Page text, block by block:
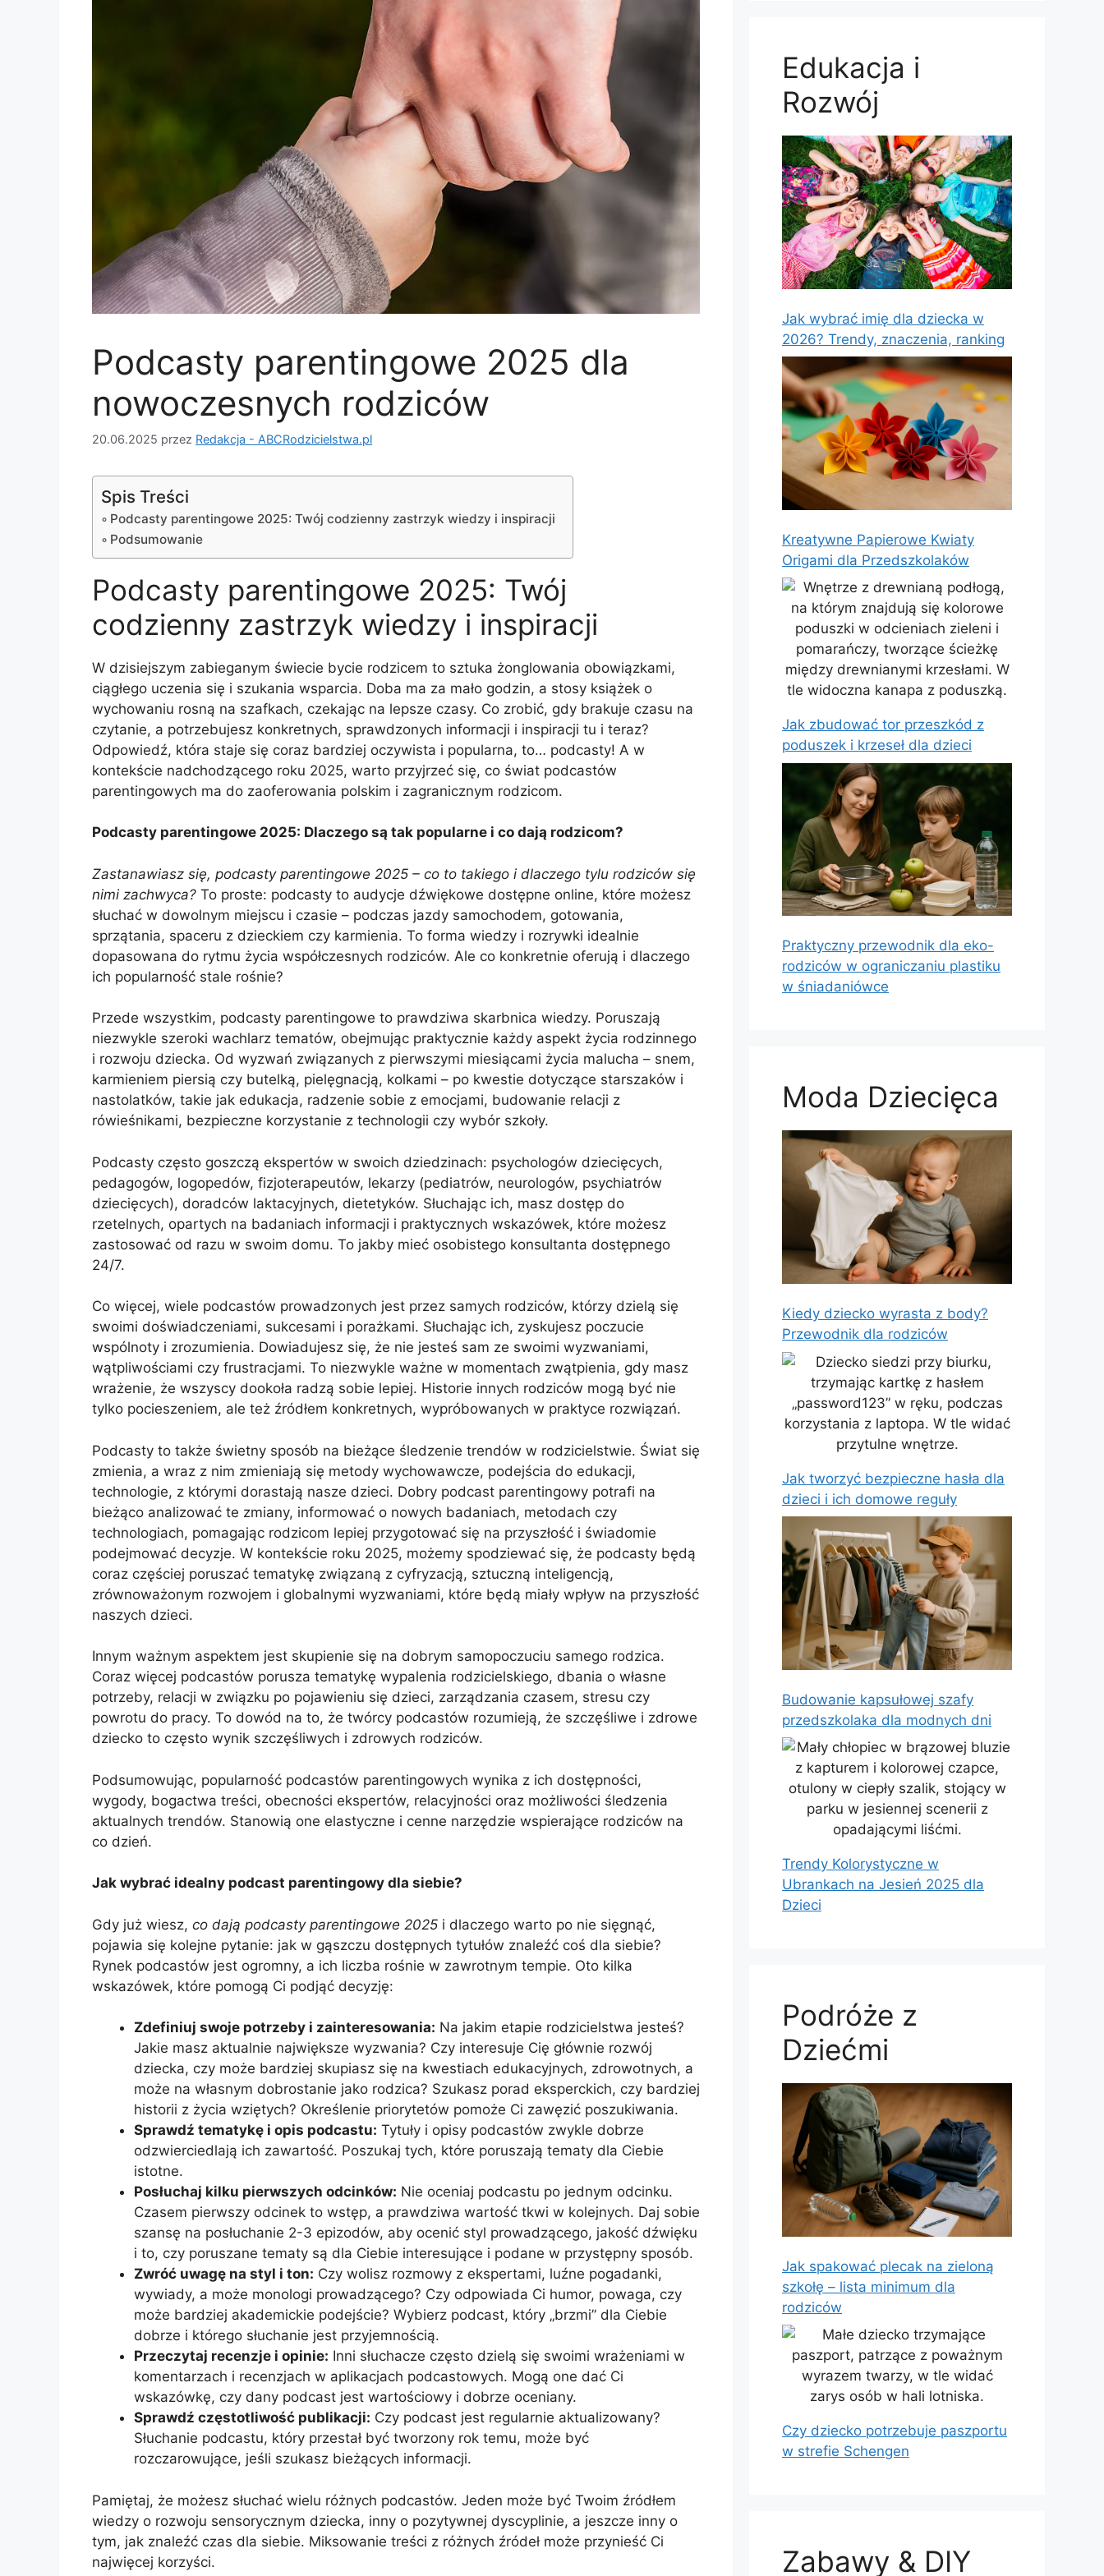
Podcasty parentingowe 2025 dla
nowoczesnych rodziców
20.06.2025 przez Redakcja - ABCRodzicielstwa.pl
Spis Treści
Podcasty parentingowe 2025: Twój codzienny zastrzyk wiedzy i inspiracji
Podsumowanie
Podcasty parentingowe 2025: Twój
codzienny zastrzyk wiedzy i inspiracji
W dzisiejszym zabieganym świecie bycie rodzicem to sztuka żonglowania obowiązkami,
ciągłego uczenia się i szukania wsparcia. Doba ma za mało godzin, a stosy książek o
wychowaniu rosną na szafkach, czekając na lepsze czasy. Co zrobić, gdy brakuje czasu na
czytanie, a potrzebujesz konkretnych, sprawdzonych informacji i inspiracji tu i teraz?
Odpowiedź, która staje się coraz bardziej oczywista i popularna, to… podcasty! A w
kontekście nadchodzącego roku 2025, warto przyjrzeć się, co świat podcastów
parentingowych ma do zaoferowania polskim i zagranicznym rodzicom.
Podcasty parentingowe 2025: Dlaczego są tak popularne i co dają rodzicom?
Zastanawiasz się, podcasty parentingowe 2025 – co to takiego i dlaczego tylu rodziców się
nimi zachwyca? To proste: podcasty to audycje dźwiękowe dostępne online, które możesz
słuchać w dowolnym miejscu i czasie – podczas jazdy samochodem, gotowania,
sprzątania, spaceru z dzieckiem czy karmienia. To forma wiedzy i rozrywki idealnie
dopasowana do rytmu życia współczesnych rodziców. Ale co konkretnie oferują i dlaczego
ich popularność stale rośnie?
Przede wszystkim, podcasty parentingowe to prawdziwa skarbnica wiedzy. Poruszają
niezwykle szeroki wachlarz tematów, obejmując praktycznie każdy aspekt życia rodzinnego
i rozwoju dziecka. Od wyzwań związanych z pierwszymi miesiącami życia malucha – snem,
karmieniem piersią czy butelką, pielęgnacją, kolkami – po kwestie dotyczące starszaków i
nastolatków, takie jak edukacja, radzenie sobie z emocjami, budowanie relacji z
rówieśnikami, bezpieczne korzystanie z technologii czy wybór szkoły.
Podcasty często goszczą ekspertów w swoich dziedzinach: psychologów dziecięcych,
pedagogów, logopedów, fizjoterapeutów, lekarzy (pediatrów, neurologów, psychiatrów
dziecięcych), doradców laktacyjnych, dietetyków. Słuchając ich, masz dostęp do
rzetelnych, opartych na badaniach informacji i praktycznych wskazówek, które możesz
zastosować od razu w swoim domu. To jakby mieć osobistego konsultanta dostępnego
24/7.
Co więcej, wiele podcastów prowadzonych jest przez samych rodziców, którzy dzielą się
swoimi doświadczeniami, sukcesami i porażkami. Słuchając ich, zyskujesz poczucie
wspólnoty i zrozumienia. Dowiadujesz się, że nie jesteś sam ze swoimi wyzwaniami,
wątpliwościami czy frustracjami. To niezwykle ważne w momentach zwątpienia, gdy masz
wrażenie, że wszyscy dookoła radzą sobie lepiej. Historie innych rodziców mogą być nie
tylko pocieszeniem, ale też źródłem konkretnych, wypróbowanych w praktyce rozwiązań.
Podcasty to także świetny sposób na bieżące śledzenie trendów w rodzicielstwie. Świat się
zmienia, a wraz z nim zmieniają się metody wychowawcze, podejścia do edukacji,
technologie, z którymi dorastają nasze dzieci. Dobry podcast parentingowy potrafi na
bieżąco analizować te zmiany, informować o nowych badaniach, metodach czy
technologiach, pomagając rodzicom lepiej przygotować się na przyszłość i świadomie
podejmować decyzje. W kontekście roku 2025, możemy spodziewać się, że podcasty będą
coraz częściej poruszać tematykę związaną z cyfryzacją, sztuczną inteligencją,
zrównoważonym rozwojem i globalnymi wyzwaniami, które będą miały wpływ na przyszłość
naszych dzieci.
Innym ważnym aspektem jest skupienie się na dobrym samopoczuciu samego rodzica.
Coraz więcej podcastów porusza tematykę wypalenia rodzicielskiego, dbania o własne
potrzeby, relacji w związku po pojawieniu się dzieci, zarządzania czasem, stresu czy
powrotu do pracy. To dowód na to, że twórcy podcastów rozumieją, że szczęśliwe i zdrowe
dziecko to często wynik szczęśliwych i zdrowych rodziców.
Podsumowując, popularność podcastów parentingowych wynika z ich dostępności,
wygody, bogactwa treści, obecności ekspertów, relacyjności oraz możliwości śledzenia
aktualnych trendów. Stanowią one elastyczne i cenne narzędzie wspierające rodziców na
co dzień.
Jak wybrać idealny podcast parentingowy dla siebie?
Gdy już wiesz, co dają podcasty parentingowe 2025 i dlaczego warto po nie sięgnąć,
pojawia się kolejne pytanie: jak w gąszczu dostępnych tytułów znaleźć coś dla siebie?
Rynek podcastów jest ogromny, a ich liczba rośnie w zawrotnym tempie. Oto kilka
wskazówek, które pomogą Ci podjąć decyzję:
Zdefiniuj swoje potrzeby i zainteresowania: Na jakim etapie rodzicielstwa jesteś?
Jakie masz aktualnie największe wyzwania? Czy interesuje Cię głównie rozwój
dziecka, czy może bardziej skupiasz się na kwestiach edukacyjnych, zdrowotnych, a
może na własnym dobrostanie jako rodzica? Szukasz porad eksperckich, czy bardziej
historii z życia wziętych? Określenie priorytetów pomoże Ci zawęzić poszukiwania.
Sprawdź tematykę i opis podcastu: Tytuły i opisy podcastów zwykle dobrze
odzwierciedlają ich zawartość. Poszukaj tych, które poruszają tematy dla Ciebie
istotne.
Posłuchaj kilku pierwszych odcinków: Nie oceniaj podcastu po jednym odcinku.
Czasem pierwszy odcinek to wstęp, a prawdziwa wartość tkwi w kolejnych. Daj sobie
szansę na posłuchanie 2-3 epizodów, aby ocenić styl prowadzącego, jakość dźwięku
i to, czy poruszane tematy są dla Ciebie interesujące i podane w przystępny sposób.
Zwróć uwagę na styl i ton: Czy wolisz rozmowy z ekspertami, luźne pogadanki,
wywiady, a może monologi prowadzącego? Czy odpowiada Ci humor, powaga, czy
może bardziej akademickie podejście? Wybierz podcast, który „brzmi” dla Ciebie
dobrze i którego słuchanie jest przyjemnością.
Przeczytaj recenzje i opinie: Inni słuchacze często dzielą się swoimi wrażeniami w
komentarzach i recenzjach w aplikacjach podcastowych. Mogą one dać Ci
wskazówkę, czy dany podcast jest wartościowy i dobrze oceniany.
Sprawdź częstotliwość publikacji: Czy podcast jest regularnie aktualizowany?
Słuchanie podcastu, który przestał być tworzony rok temu, może być
rozczarowujące, jeśli szukasz bieżących informacji.
Pamiętaj, że możesz słuchać wielu różnych podcastów. Jeden może być Twoim źródłem
wiedzy o rozwoju sensorycznym dziecka, inny o pozytywnej dyscyplinie, a jeszcze inny o
tym, jak znaleźć czas dla siebie. Miksowanie treści z różnych źródeł może przynieść Ci
najwięcej korzyści.
Edukacja i
Rozwój
Jak wybrać imię dla dziecka w
2026? Trendy, znaczenia, ranking
Kreatywne Papierowe Kwiaty
Origami dla Przedszkolaków
Jak zbudować tor przeszkód z
poduszek i krzeseł dla dzieci
Praktyczny przewodnik dla eko-
rodziców w ograniczaniu plastiku
w śniadaniówce
Moda Dziecięca
Kiedy dziecko wyrasta z body?
Przewodnik dla rodziców
Jak tworzyć bezpieczne hasła dla
dzieci i ich domowe reguły
Budowanie kapsułowej szafy
przedszkolaka dla modnych dni
Trendy Kolorystyczne w
Ubrankach na Jesień 2025 dla
Dzieci
Podróże z
Dziećmi
Jak spakować plecak na zieloną
szkołę – lista minimum dla
rodziców
Czy dziecko potrzebuje paszportu
w strefie Schengen
Zabawy & DIY